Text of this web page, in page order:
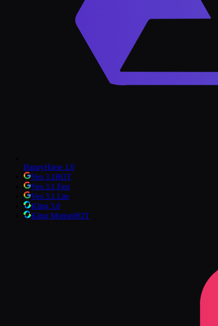
HappyHorse 1.0
Veo 3.1HOT
Veo 3.1 Fast
Veo 3.1 Lite
Kling 3.0
Kling MotionHOT